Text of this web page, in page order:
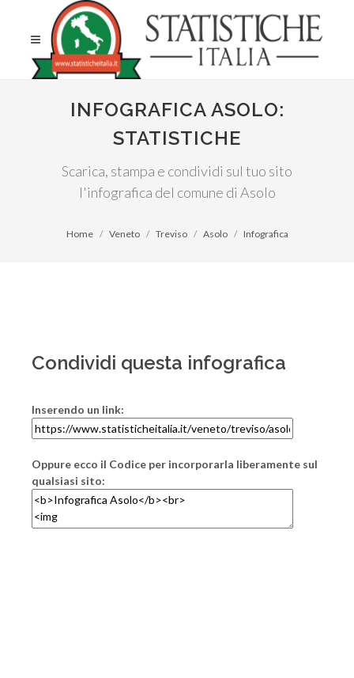
INFOGRAFICA ASOLO:
STATISTICHE
Scarica, stampa e condividi sul tuo sito
l'infografica del comune di Asolo
Home Veneto Treviso Asolo Infografica
Condividi questa infografica
Inserendo un link:
Oppure ecco il Codice per incorporarla liberamente sul
qualsiasi sito: